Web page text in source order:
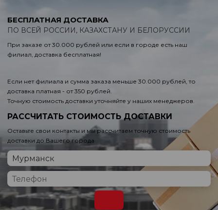
БЕСПЛАТНАЯ ДОСТАВКА
ПО ВСЕЙ РОССИИ, КАЗАХСТАНУ И БЕЛОРУССИИ
При заказе от 30.000 рублей или если в городе есть наш
филиал, доставка бесплатная!
Если нет филиала и сумма заказа меньше 30.000 рублей, то
доставка платная - от 350 рублей.
Точную стоимость доставки уточняйте у наших менеджеров.
РАССЧИТАТЬ СТОИМОСТЬ ДОСТАВКИ
Оставьте свои контакты и мы рассчитаем точную стоимость
доставки до Вашего города